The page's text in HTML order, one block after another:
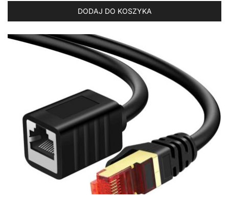
DODAJ DO KOSZYKA